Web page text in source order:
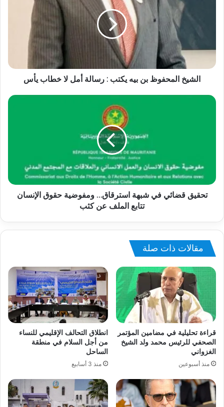
الشيخ المحفوظ بن بيه يكتب : رسالة أمل لا خطاب يأس
تحقيق قضائي في شبهة استرقاق… ومفوضية حقوق الإنسان
تتابع الملف عن كثب
مقالات ذات صلة
قراءة تحليلية في مضامين المؤتمر
الصحفي للرئيس محمد ولد الشيخ
الغزواني
منذ أسبوعين
انطلاق التحالف الإقليمي للنساء
من أجل السلام في منطقة
الساحل
منذ 3 أسابيع